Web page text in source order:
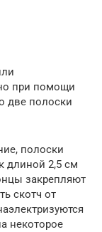
при помощи
две полоски
полоски
длиной 2,5 см
закрепляют
скотч от
некоторое